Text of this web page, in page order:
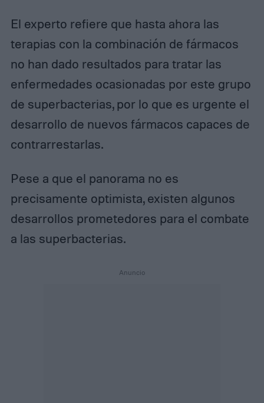
El experto refiere que hasta ahora las
terapias con la combinación de fármacos
no han dado resultados para tratar las
enfermedades ocasionadas por este grupo
de superbacterias, por lo que es urgente el
desarrollo de nuevos fármacos capaces de
contrarrestarlas.
Pese a que el panorama no es
precisamente optimista, existen algunos
desarrollos prometedores para el combate
a las superbacterias.